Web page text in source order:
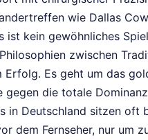
wie Dallas
ist kein gewöhnliches
zwischen
Erfolg. Es geht um das
gegen die totale
in Deutschland sitzen oft
dem Fernseher, nur um